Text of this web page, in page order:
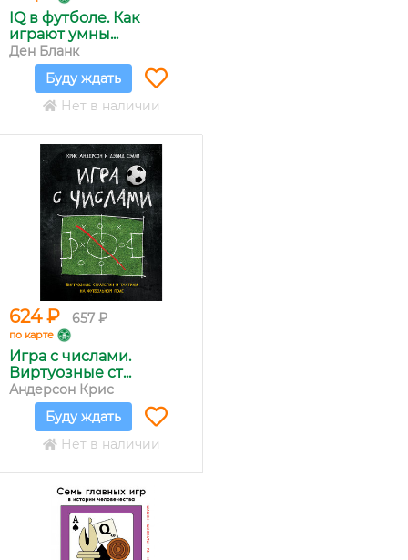
IQ в футболе. Как
играют умны...
Ден Бланк
Буду ждать
Нет в наличии
624 ₽ 657 ₽
по карте
Игра с числами.
Виртуозные ст...
Андерсон Крис
Буду ждать
Нет в наличии